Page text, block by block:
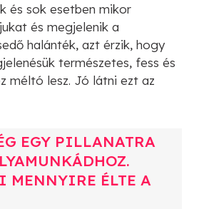
és sok esetben mikor
és megjelenik a
halánték, azt érzik, hogy
természetes, fess és
méltó lesz. Jó látni ezt az
EGY PILLANATRA
MENNYIRE ÉLTE A